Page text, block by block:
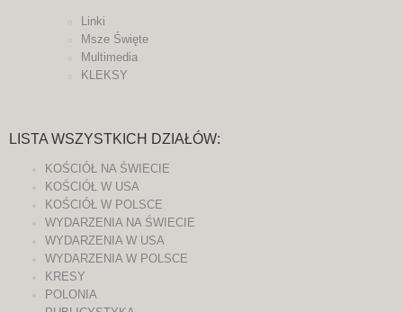
Linki
Msze Święte
Multimedia
KLEKSY
LISTA WSZYSTKICH DZIAŁÓW:
KOŚCIÓŁ NA ŚWIECIE
KOŚCIÓŁ W USA
KOŚCIÓŁ W POLSCE
WYDARZENIA NA ŚWIECIE
WYDARZENIA W USA
WYDARZENIA W POLSCE
KRESY
POLONIA